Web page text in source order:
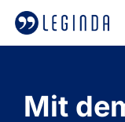
Zum
Mit